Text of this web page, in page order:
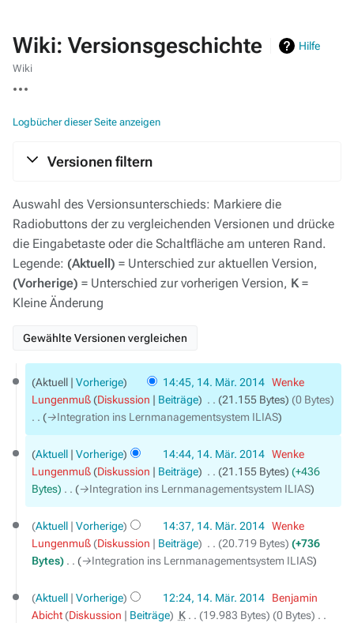
Wiki: Versionsgeschichte Hilfe
Wiki
Aktionen
Logbücher dieser Seite anzeigen
Versionen filtern
Auswahl des Versionsunterschieds: Markiere die
Radiobuttons der zu vergleichenden Versionen und drücke
die Eingabetaste oder die Schaltfläche am unteren Rand.
Legende: (Aktuell) = Unterschied zur aktuellen Version,
(Vorherige) = Unterschied zur vorherigen Version, K=
Kleine Änderung
März
2014
Aktuell Vorherige 14:45, 14. Mär. 2014 Wenke
Lungenmuß Diskussion Beiträge 21.155 Bytes
0 Bytes
→‎Integration ins Lernmanagementsystem ILIAS
Aktuell Vorherige 14:44, 14. Mär. 2014 Wenke
Lungenmuß Diskussion Beiträge 21.155 Bytes
+436
Bytes
→‎Integration ins Lernmanagementsystem ILIAS
Aktuell Vorherige 14:37, 14. Mär. 2014 Wenke
Lungenmuß Diskussion Beiträge 20.719 Bytes
+736
Bytes
→‎Integration ins Lernmanagementsystem ILIAS
Aktuell Vorherige 12:24, 14. Mär. 2014
Benjamin
Abicht Diskussion Beiträge K 19.983 Bytes 0 Bytes